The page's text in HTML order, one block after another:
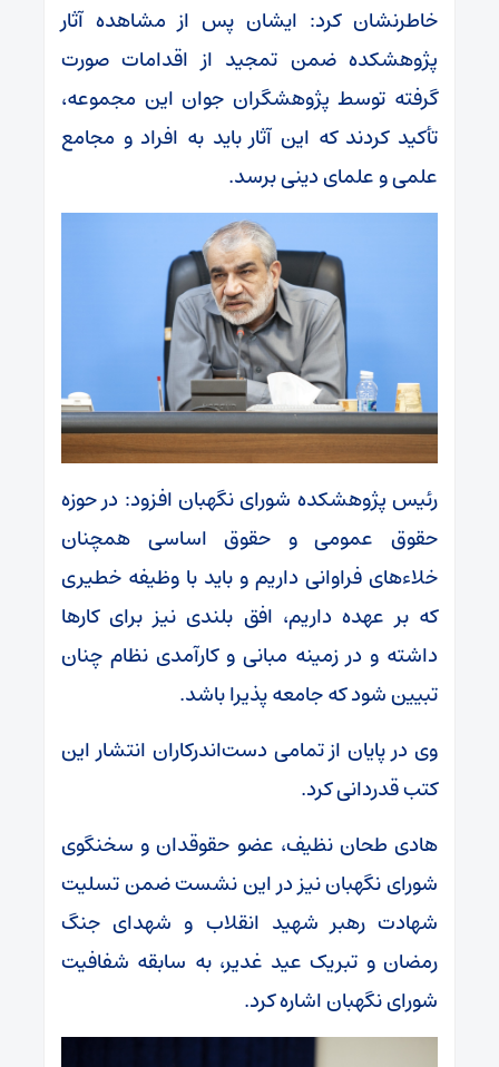
خاطرنشان کرد: ایشان پس از مشاهده آثار
پژوهشکده ضمن تمجید از اقدامات صورت
گرفته توسط پژوهشگران جوان این مجموعه،
تأکید کردند که این آثار باید به افراد و مجامع
علمی و علمای دینی برسد.
رئیس پژوهشکده شورای نگهبان افزود: در حوزه
حقوق عمومی و حقوق اساسی همچنان
خلاء‌های فراوانی داریم و باید با وظیفه خطیری
که بر عهده داریم، افق بلندی نیز برای کارها
داشته و در زمینه مبانی و کارآمدی نظام چنان
تبیین شود که جامعه پذیرا باشد.
وی در پایان از تمامی دست‌اندرکاران انتشار این
کتب قدردانی کرد.
هادی طحان نظیف، عضو حقوقدان و سخنگوی
شورای نگهبان نیز در این نشست ضمن تسلیت
شهادت رهبر شهید انقلاب و شهدای جنگ
رمضان و تبریک عید غدیر، به سابقه شفافیت
شورای نگهبان اشاره کرد.